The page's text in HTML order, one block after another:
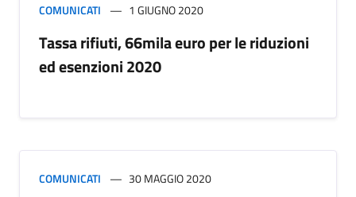
COMUNICATI 1 GIUGNO 2020
Tassa rifiuti, 66mila euro per le riduzioni
ed esenzioni 2020
COMUNICATI 30 MAGGIO 2020